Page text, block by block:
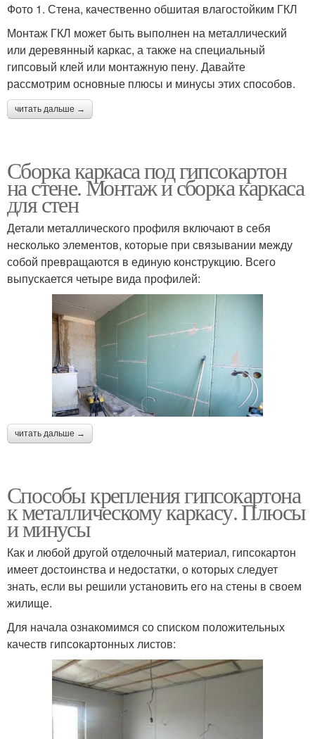
Фото 1. Стена, качественно обшитая влагостойким ГКЛ
Монтаж ГКЛ может быть выполнен на металлический
или деревянный каркас, а также на специальный
гипсовый клей или монтажную пену. Давайте
рассмотрим основные плюсы и минусы этих способов.
читать дальше →
Сборка каркаса под гипсокартон
на стене. Монтаж и сборка каркаса
для стен
Детали металлического профиля включают в себя
несколько элементов, которые при связывании между
собой превращаются в единую конструкцию. Всего
выпускается четыре вида профилей:
читать дальше →
Способы крепления гипсокартона
к металлическому каркасу. Плюсы
и минусы
Как и любой другой отделочный материал, гипсокартон
имеет достоинства и недостатки, о которых следует
знать, если вы решили установить его на стены в своем
жилище.
Для начала ознакомимся со списком положительных
качеств гипсокартонных листов: